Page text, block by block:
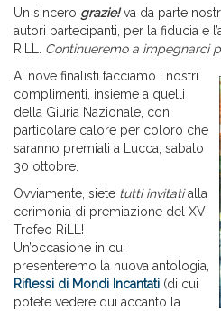
Un sincero grazie!va da parte
autori partecipanti, per la fiducia e
RiLL. Continueremo a impegnarci
Ai nove finalisti facciamo i nostri
complimenti, insieme a quelli
della Giuria Nazionale, con
particolare calore per coloro che
saranno premiati a Lucca, sabato
30 ottobre.
Ovviamente, siete tutti invitatialla
cerimonia di premiazione del XVI
Trofeo RiLL!
Un’occasione in cui
presenteremo la nuova antologia,
Riflessi di Mondi Incantati (di cui
potete vedere qui accanto la